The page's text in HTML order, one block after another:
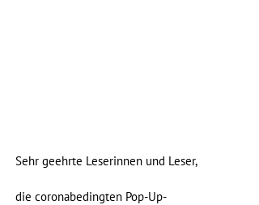
Sehr geehrte Leserinnen und Leser,
die coronabedingten Pop-Up-